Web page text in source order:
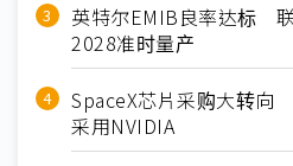
英特尔EMIB良率达标
2028准时量产
SpaceX芯片采购大转
采用NVIDIA